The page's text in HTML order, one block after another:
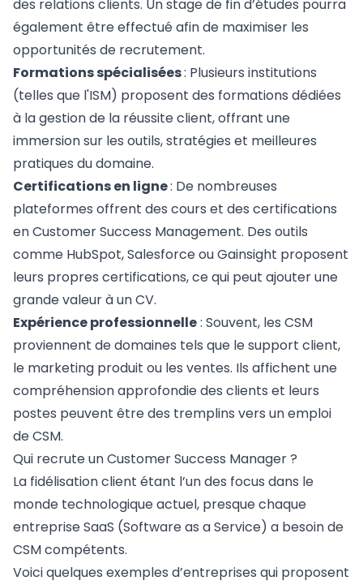
des relations clients. Un stage de fin d’études pourra
également être effectué afin de maximiser les
opportunités de recrutement.
Formations spécialisées: Plusieurs institutions
(telles que l'ISM) proposent des formations dédiées
à la gestion de la réussite client, offrant une
immersion sur les outils, stratégies et meilleures
pratiques du domaine.
Certifications en ligne: De nombreuses
plateformes offrent des cours et des certifications
en Customer Success Management. Des outils
comme HubSpot, Salesforce ou Gainsight proposent
leurs propres certifications, ce qui peut ajouter une
grande valeur à un CV.
Expérience professionnelle: Souvent, les CSM
proviennent de domaines tels que le support client,
le marketing produit ou les ventes. Ils affichent une
compréhension approfondie des clients et leurs
postes peuvent être des tremplins vers un emploi
de CSM.
Qui recrute un Customer Success Manager ?
La fidélisation client étant l’un des focus dans le
monde technologique actuel, presque chaque
entreprise SaaS (Software as a Service) a besoin de
CSM compétents.
Voici quelques exemples d’entreprises qui proposent